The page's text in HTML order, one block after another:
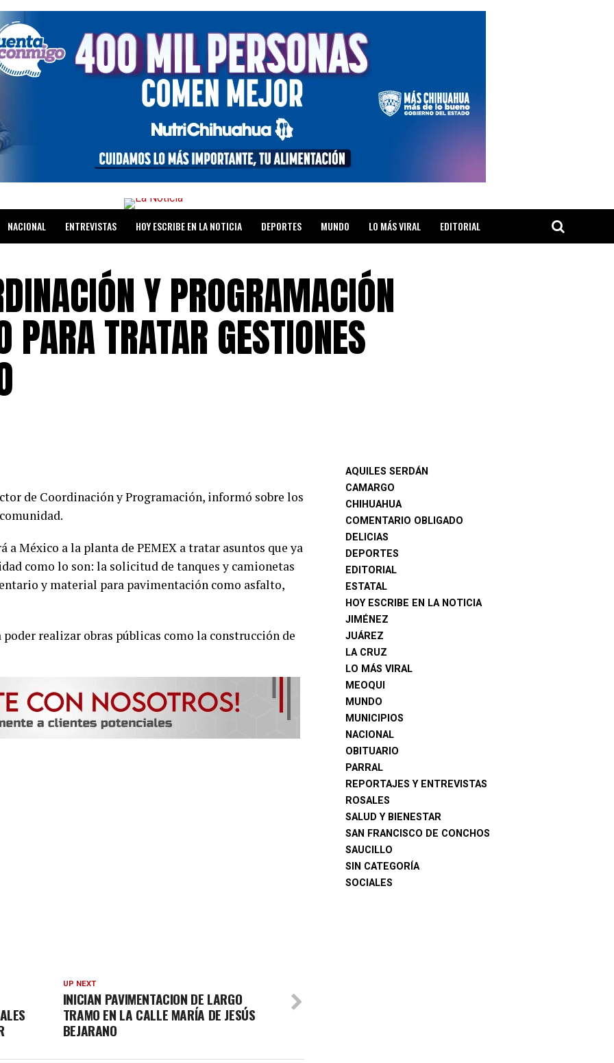
NACIONAL ENTREVISTAS HOY ESCRIBE EN LA NOTICIA DEPORTES MUNDO LO MÁS VIRAL EDITORIAL
Y PROGRAMACIÓN
TRATAR GESTIONES
de Coordinación y Programación, informó sobre los
a México a la planta de PEMEX a tratar asuntos que ya
como lo son: la solicitud de tanques y camionetas
y material para pavimentación como asfalto,
realizar obras públicas como la construcción de
UP NEXT
INICIAN PAVIMENTACION DE LARGO
TRAMO EN LA CALLE MARÍA DE JESÚS
BEJARANO
AQUILES SERDÁN
CAMARGO
CHIHUAHUA
COMENTARIO OBLIGADO
DELICIAS
DEPORTES
EDITORIAL
ESTATAL
HOY ESCRIBE EN LA NOTICIA
JIMÉNEZ
JUÁREZ
LA CRUZ
LO MÁS VIRAL
MEOQUI
MUNDO
MUNICIPIOS
NACIONAL
OBITUARIO
PARRAL
REPORTAJES Y ENTREVISTAS
ROSALES
SALUD Y BIENESTAR
SAN FRANCISCO DE CONCHOS
SAUCILLO
SIN CATEGORÍA
SOCIALES